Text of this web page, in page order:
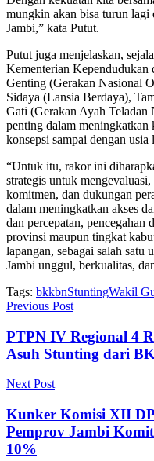
mungkin akan bisa turun
Jambi,” kata Putut.
Putut juga menjelaskan,
Kementerian Kependudukan
Genting (Gerakan Nasional
Sidaya (Lansia Berdaya),
Gati (Gerakan Ayah Teladan
penting dalam
konsepsi sampai dengan
“Untuk itu, rakor ini
strategis untuk
komitmen, dan dukungan
dalam meningkatkan akses
dan percepatan,
provinsi maupun tingkat
lapangan, sebagai salah satu
Jambi unggul, berkualitas,
Tags: bkkbnStuntingWakil
Previous Post
PTPN IV Regional 4
Asuh Stunting dari
Next Post
Kunker Komisi XII
Pemprov Jambi
10%